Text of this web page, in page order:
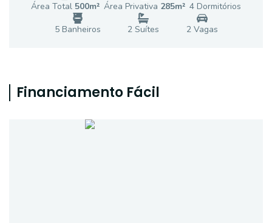
Área Total 500m² Área Privativa 285m² 4 Dormitórios
5Banheiros 2 Suítes 2Vagas
Financiamento Fácil